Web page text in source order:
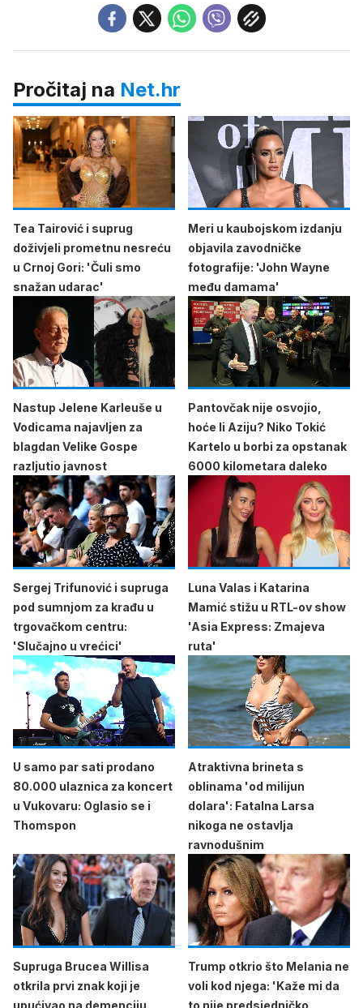
Pročitaj na Net.hr
Tea Tairović i suprug
doživjeli prometnu nesreću
u Crnoj Gori: 'Čuli smo
snažan udarac'
Meri u kaubojskom izdanju
objavila zavodničke
fotografije: 'John Wayne
među damama'
Nastup Jelene Karleuše u
Vodicama najavljen za
blagdan Velike Gospe
razljutio javnost
Pantovčak nije osvojio,
hoće li Aziju? Niko Tokić
Kartelo u borbi za opstanak
6000 kilometara daleko
Sergej Trifunović i supruga
pod sumnjom za krađu u
trgovačkom centru:
'Slučajno u vrećici'
Luna Valas i Katarina
Mamić stižu u RTL-ov show
'Asia Express: Zmajeva
ruta'
U samo par sati prodano
80.000 ulaznica za koncert
u Vukovaru: Oglasio se i
Thomspon
Atraktivna brineta s
oblinama 'od milijun
dolara': Fatalna Larsa
nikoga ne ostavlja
ravnodušnim
Supruga Brucea Willisa
otkrila prvi znak koji je
upućivao na demenciju
Trump otkrio što Melania ne
voli kod njega: 'Kaže mi da
to nije predsjedničko